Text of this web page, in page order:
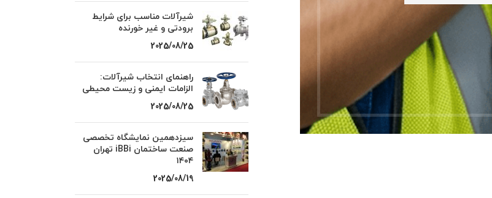
شیرآلات مناسب برای شرایط
برودتی و غیر خورنده
2025/08/25
راهنمای انتخاب شیرآلات:
الزامات ایمنی و زیست محیطی
2025/08/25
سیزدهمین نمایشگاه تخصصی
صنعت ساختمان iBBi تهران
۱۴۰۴
2025/08/19